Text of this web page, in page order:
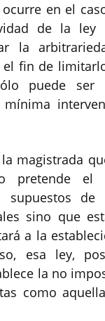
en el
de la ley
la
fin de
puede ser
magistrada
pretende el
supuestos de
sino que
a la
esa ley,
la no
como